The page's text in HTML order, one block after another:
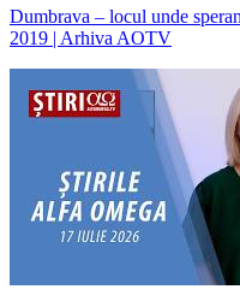
Dumbrava – locul unde
2019 | Arhiva AOTV